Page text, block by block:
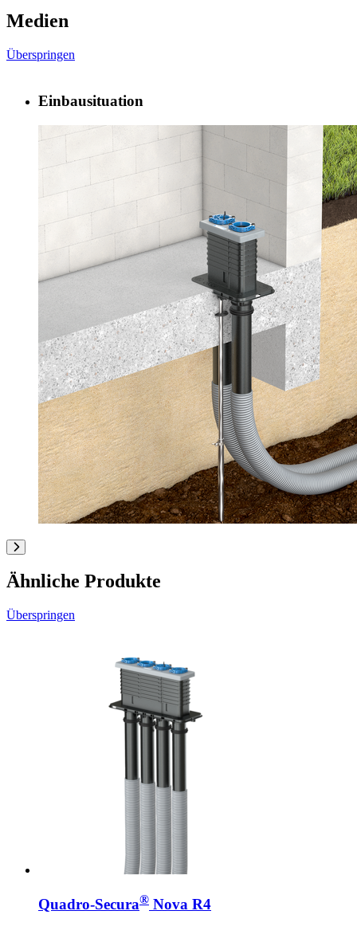
Medien
Überspringen
Einbausituation
Ähnliche Produkte
Überspringen
Quadro-Secura® Nova R4